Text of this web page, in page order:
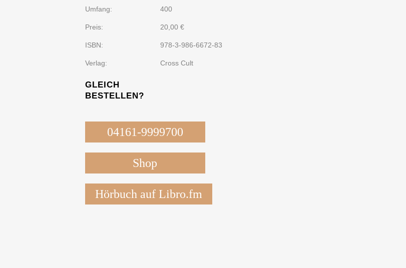
Umfang: 400
Preis: 20,00 €
ISBN: 978-3-986-6672-83
Verlag: Cross Cult
GLEICH
BESTELLEN?
04161-9999700
Shop
Hörbuch auf Libro.fm